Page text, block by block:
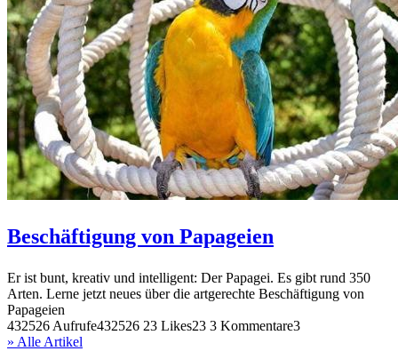
Beschäftigung von Papageien
Er ist bunt, kreativ und intelligent: Der Papagei. Es gibt rund 350
Arten. Lerne jetzt neues über die artgerechte Beschäftigung von
Papageien
432526 Aufrufe432526 23 Likes23 3 Kommentare3
» Alle Artikel